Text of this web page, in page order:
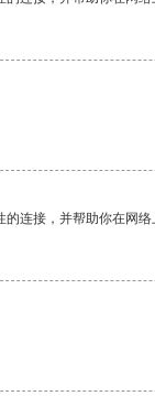
连接，并帮助你在网络